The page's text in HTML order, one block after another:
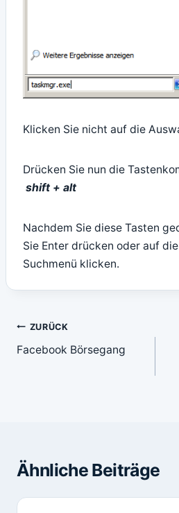
Klicken Sie nicht auf die
Drücken Sie nun die
shift + alt
Nachdem Sie diese Tasten
Sie Enter drücken oder auf
Suchmenü klicken.
Beitragsnavigation
ZURÜCK
Facebook Börsegang
Ähnliche Beiträge